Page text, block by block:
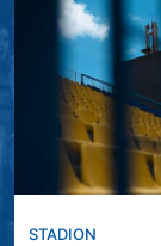
STADION